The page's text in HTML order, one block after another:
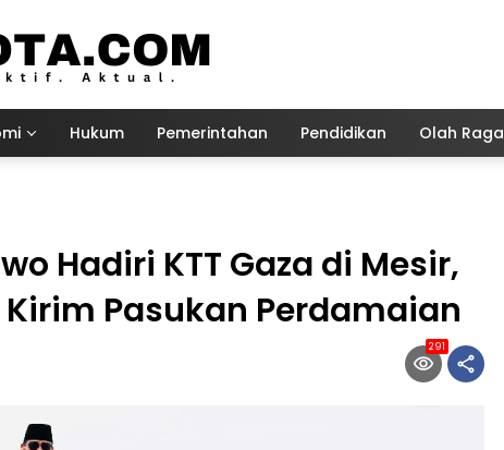
Hukum Pemerintahan Pendidikan Olah Raga
Hadiri KTT Gaza di Mesir,
Pasukan Perdamaian
291